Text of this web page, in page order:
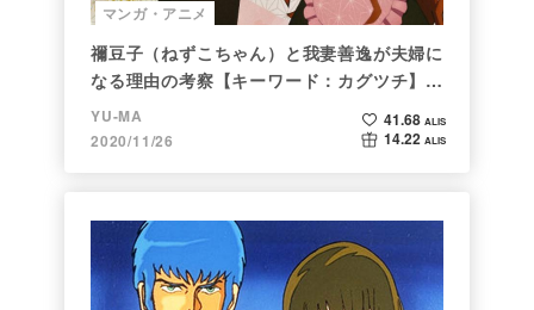
マンガ・アニメ
禰豆子（ねずこちゃん）と我妻善逸が夫婦に
なる理由の考察【キーワード：カグツチ】＜
後編＞
YU-MA
2020/11/26
41.68 ALIS
14.22 ALIS